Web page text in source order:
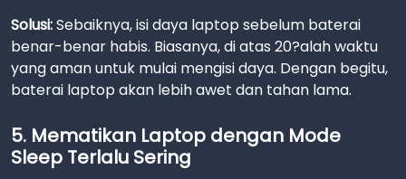
Solusi:Sebaiknya, isi daya laptop sebelum baterai
benar-benar habis. Biasanya, di atas 20?alah waktu
yang aman untuk mulai mengisi daya. Dengan begitu,
baterai laptop akan lebih awet dan tahan lama.
5. Mematikan Laptop dengan Mode
Sleep Terlalu Sering